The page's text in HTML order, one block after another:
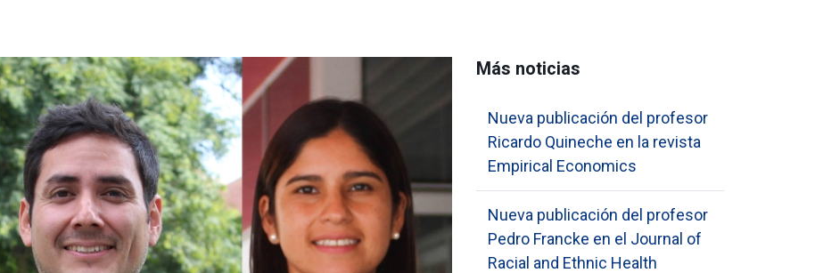
Más noticias
Nueva publicación del profesor
Ricardo Quineche en la revista
Empirical Economics
Nueva publicación del profesor
Pedro Francke en el Journal of
Racial and Ethnic Health